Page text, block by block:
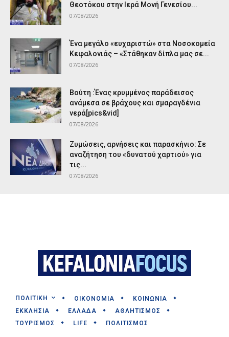
Θεοτόκου στην Ιερά Μονή Γενεσίου...
07/08/2026
Ένα μεγάλο «ευχαριστώ» στα Νοσοκομεία
Κεφαλονιάς – «Στάθηκαν δίπλα μας σε...
07/08/2026
Βούτη :Ένας κρυμμένος παράδεισος
ανάμεσα σε βράχους και σμαραγδένια
νερά[pics&vid]
07/08/2026
Ζυμώσεις, αρνήσεις και παρασκήνιο: Σε
αναζήτηση του «δυνατού χαρτιού» για
τις...
07/08/2026
ΠΟΛΙΤΙΚΗ ΟΙΚΟΝΟΜΙΑ
ΚΟΙΝΩΝΙΑ
ΕΚΚΛΗΣΙΑ
ΕΛΛΑΔΑ
ΑΘΛΗΤΙΣΜΟΣ
ΤΟΥΡΙΣΜΟΣ
LIFE ΠΟΛΙΤΙΣΜΟΣ